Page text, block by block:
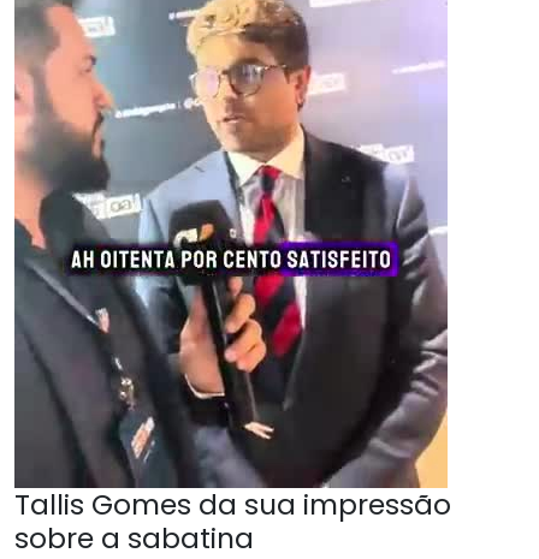
Tallis Gomes da sua impressão
sobre a sabatina